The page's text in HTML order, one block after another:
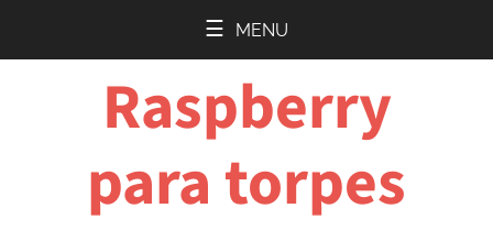
MENU
Raspberry
para torpes